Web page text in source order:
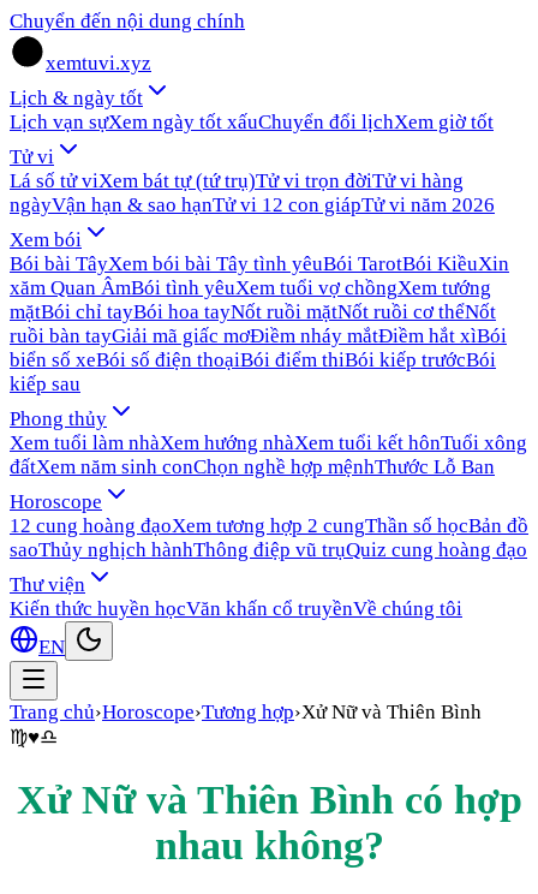
Chuyển đến nội dung chính
xemtuvi.xyz
Lịch & ngày tốt
Lịch vạn sựXem ngày tốt xấuChuyển đổi lịchXem giờ tốt
Tử vi
Lá số tử viXem bát tự (tứ trụ)Tử vi trọn đờiTử vi hàng
ngàyVận hạn & sao hạnTử vi 12 con giápTử vi năm 2026
Xem bói
Bói bài TâyXem bói bài Tây tình yêuBói TarotBói KiềuXin
xăm Quan ÂmBói tình yêuXem tuổi vợ chồngXem tướng
mặtBói chỉ tayBói hoa tayNốt ruồi mặtNốt ruồi cơ thểNốt
ruồi bàn tayGiải mã giấc mơĐiềm nháy mắtĐiềm hắt xìBói
biển số xeBói số điện thoạiBói điểm thiBói kiếp trướcBói
kiếp sau
Phong thủy
Xem tuổi làm nhàXem hướng nhàXem tuổi kết hônTuổi xông
đấtXem năm sinh conChọn nghề hợp mệnhThước Lỗ Ban
Horoscope
12 cung hoàng đạoXem tương hợp 2 cungThần số họcBản đồ
saoThủy nghịch hànhThông điệp vũ trụQuiz cung hoàng đạo
Thư viện
Kiến thức huyền họcVăn khấn cổ truyềnVề chúng tôi
EN
Trang chủ›Horoscope›Tương hợp›Xử Nữvà Thiên Bình
♍♥♎
Xử Nữvà Thiên Bình có hợp
nhau không?